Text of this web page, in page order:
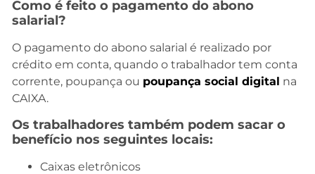
Como é feito o pagamento do abono
salarial?
O pagamento do abono salarial é realizado por
crédito em conta, quando o trabalhador tem conta
corrente, poupança ou poupança social digital na
CAIXA.
Os trabalhadores também podem sacar o
benefício nos seguintes locais:
Caixas eletrônicos